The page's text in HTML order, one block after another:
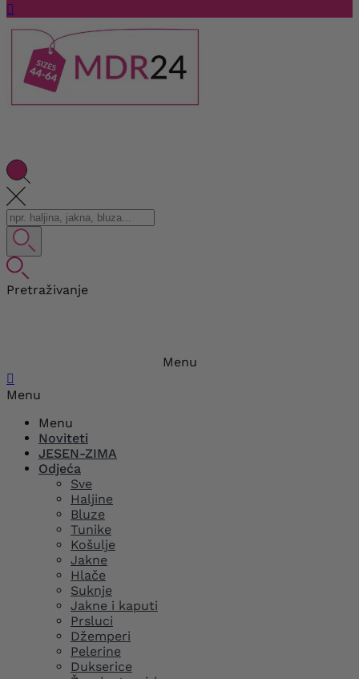

Pretraživanje
Menu

Menu
Menu
Noviteti
JESEN-ZIMA
Odjeća
Sve
Haljine
Bluze
Tunike
Košulje
Jakne
Hlače
Suknje
Jakne i kaputi
Prsluci
Džemperi
Pelerine
Dukserice